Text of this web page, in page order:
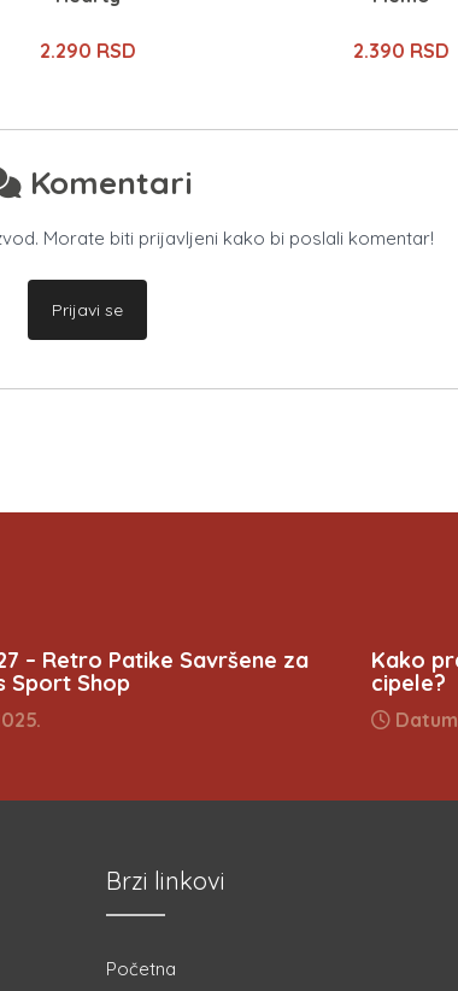
2.290 RSD 2.390 RSD
Komentari
Morate biti prijavljeni kako bi poslali komentar!
Prijavi se
– Retro Patike Savršene za
Sport Shop
Kako
cipele?
Brzi linkovi
Početna